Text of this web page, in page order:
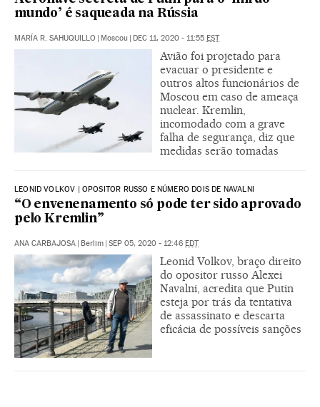
mundo’ é saqueada na Rússia
MARÍA R. SAHUQUILLO | Moscou | DEC 11, 2020 - 11:55 EST
Avião foi projetado para
evacuar o presidente e
outros altos funcionários de
Moscou em caso de ameaça
nuclear. Kremlin,
incomodado com a grave
falha de segurança, diz que
medidas serão tomadas
LEONID VOLKOV | OPOSITOR RUSSO E NÚMERO DOIS DE NAVALNI
“O envenenamento só pode ter sido aprovado
pelo Kremlin”
ANA CARBAJOSA | Berlim | SEP 05, 2020 - 12:46 EDT
Leonid Volkov, braço direito
do opositor russo Alexei
Navalni, acredita que Putin
esteja por trás da tentativa
de assassinato e descarta
eficácia de possíveis sanções